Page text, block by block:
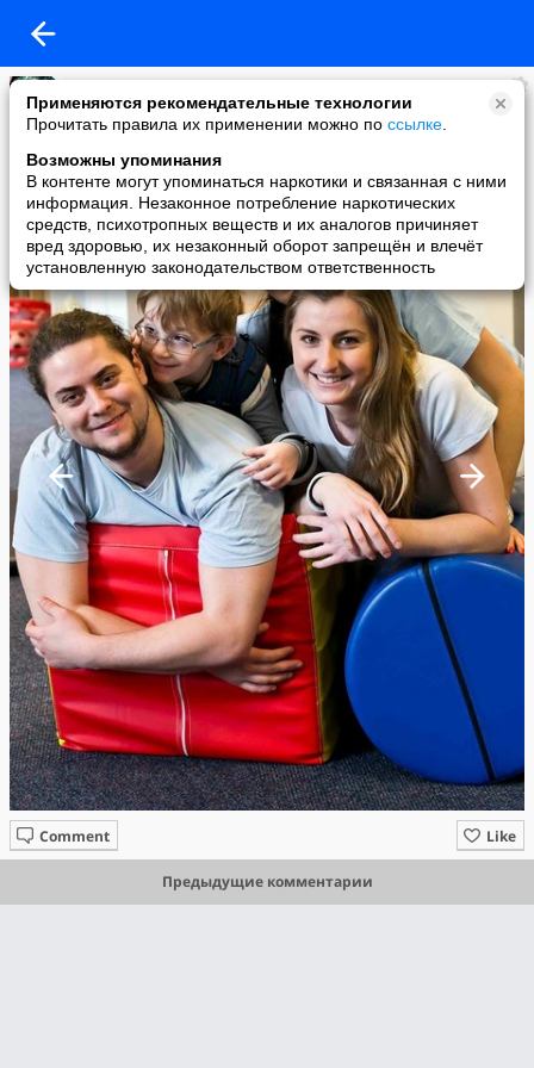
Применяются рекомендательные технологии
Прочитать правила их применении можно по ссылке
Возможны упоминания
В контенте могут упоминаться наркотики и связанная с ними
информация. Незаконное потребление наркотических
средств, психотропных веществ и их аналогов причиняет
вред здоровью, их незаконный оборот запрещён и влечёт
установленную законодательством ответственность
Наталья Савченко
added a photo
01 Jul в 12:17
Like
Comment
Предыдущие комментарии